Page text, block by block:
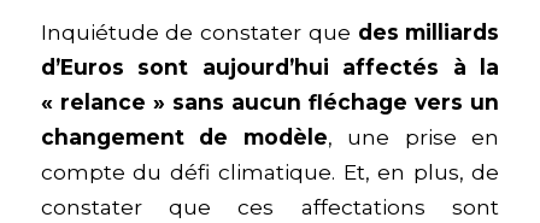
Inquiétude de constater que des milliards
d’Euros sont aujourd’hui affectés à la
« relance » sans aucun fléchage vers un
changement de modèle, une prise en
compte du défi climatique. Et, en plus, de
constater que ces affectations sont